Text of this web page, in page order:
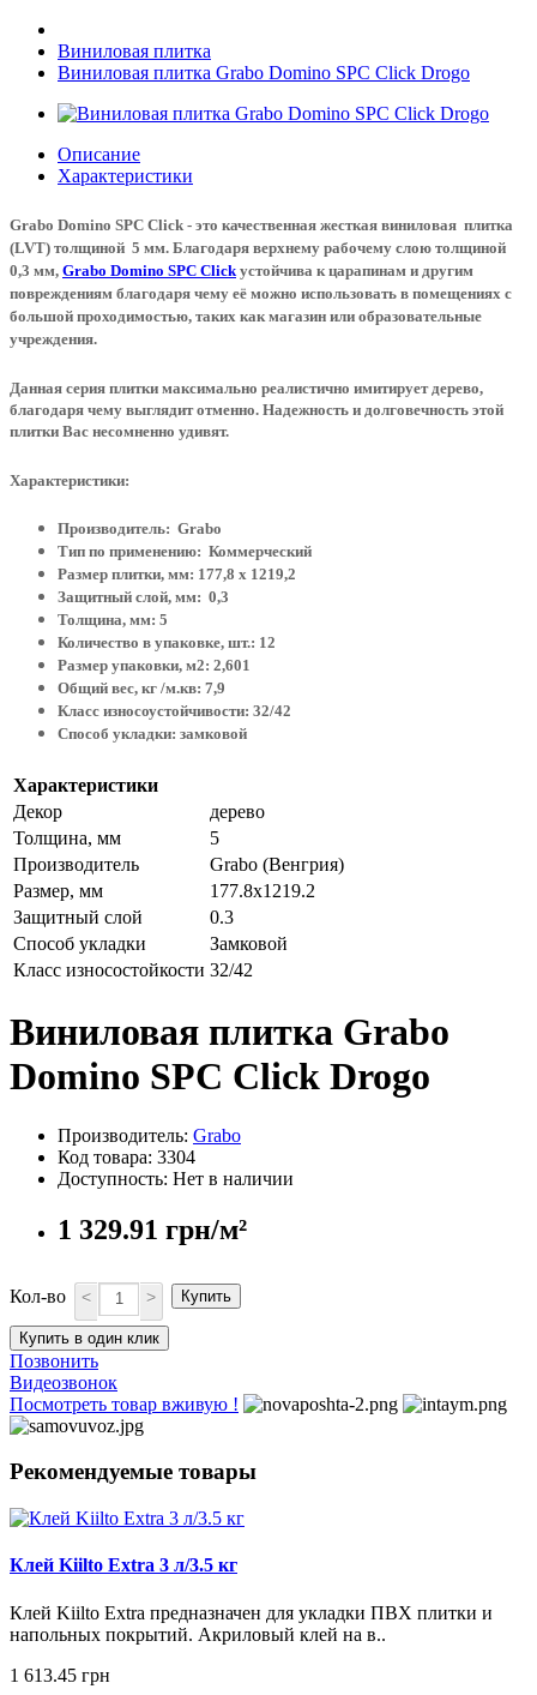
Виниловая плитка
Виниловая плитка Grabo Domino SPC Click Drogo
Описание
Характеристики
Grabo Domino SPC Click - это качественная жесткая виниловая плитка
(LVT) толщиной 5 мм. Благодаря верхнему рабочему слою толщиной
0,3 мм, Grabo Domino SPC Clickустойчива к царапинам и другим
повреждениям благодаря чему её можно использовать в помещениях с
большой проходимостью, таких как магазин или образовательные
учреждения.
Данная серия плитки максимально реалистично имитирует дерево,
благодаря чему выглядит отменно. Надежность и долговечность этой
плитки Вас несомненно удивят.
Характеристики:
Производитель: Grabo
Тип по применению: Коммерческий
Размер плитки, мм: 177,8 х 1219,2
Защитный слой, мм: 0,3
Толщина, мм: 5
Количество в упаковке, шт.: 12
Размер упаковки, м2: 2,601
Общий вес, кг /м.кв: 7,9
Класс износоустойчивости: 32/42
Способ укладки: замковой
Характеристики
Декор
дерево
Толщина, мм
5
Производитель
Grabo (Венгрия)
Размер, мм
177.8х1219.2
Защитный слой
0.3
Способ укладки
Замковой
Класс износостойкости 32/42
Виниловая плитка Grabo
Domino SPC Click Drogo
Производитель: Grabo
Код товара: 3304
Доступность: Нет в наличии
1 329.91 грн/м²
Кол-во < > Купить
Купить в один клик
Позвонить
Видеозвонок
Посмотреть товар вживую !
Рекомендуемые товары
Клей Kiilto Extra 3 л/3.5 кг
Клей Kiilto Extra предназначен для укладки ПВХ плитки и
напольных покрытий. Акриловый клей на в..
1 613.45 грн